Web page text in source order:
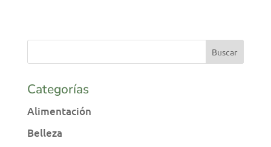
Categorías
Alimentación
Belleza